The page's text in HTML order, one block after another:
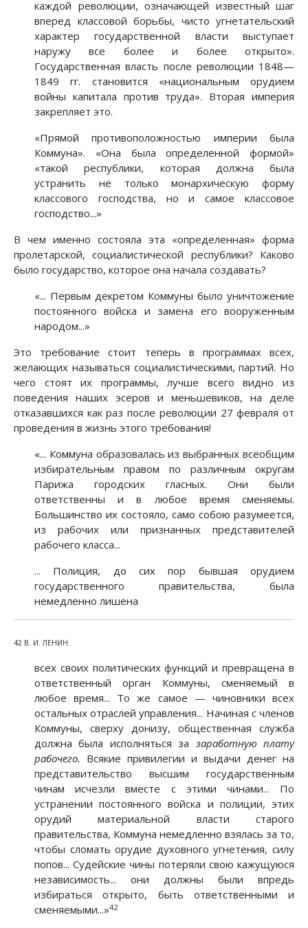
каждой революции, означающей известный шаг
вперед классовой борьбы, чисто угнетательский
характер государственной власти выступает
наружу все более и более открыто».
Государственная власть после революции 1848—
1849 гг. становится «национальным орудием
войны капитала против труда». Вторая империя
закрепляет это.
«Прямой противоположностью империи была
Коммуна». «Она была определенной формой»
«такой республики, которая должна была
устранить не только монархическую форму
классового господства, но и самое классовое
господство...»
В чем именно состояла эта «определенная» форма
пролетарской, социалистической республики? Каково
было государство, которое она начала создавать?
«... Первым декретом Коммуны было уничтожение
постоянного войска и замена его вооруженным
народом...»
Это требование стоит теперь в программах всех,
желающих называться социалистическими, партий. Но
чего стоят их программы, лучше всего видно из
поведения наших эсеров и меньшевиков, на деле
отказавшихся как раз после революции 27 февраля от
проведения в жизнь этого требования!
«... Коммуна образовалась из выбранных всеобщим
избирательным правом по различным округам
Парижа городских гласных. Они были
ответственны и в любое время сменяемы.
Большинство их состояло, само собою разумеется,
из рабочих или признанных представителей
рабочего класса...
... Полиция, до сих пор бывшая орудием
государственного правительства, была
немедленно лишена
42 В. И. ЛЕНИН
всех своих политических функций и превращена в
ответственный орган Коммуны, сменяемый в
любое время... То же самое — чиновники всех
остальных отраслей управления... Начиная с членов
Коммуны, сверху донизу, общественная служба
должна была исполняться за заработную плату
рабочего. Всякие привилегии и выдачи денег на
представительство высшим государственным
чинам исчезли вместе с этими чинами... По
устранении постоянного войска и полиции, этих
орудий материальной власти старого
правительства, Коммуна немедленно взялась за то,
чтобы сломать орудие духовного угнетения, силу
попов... Судейские чины потеряли свою кажущуюся
независимость... они должны были впредь
избираться открыто, быть ответственными и
сменяемыми...»42